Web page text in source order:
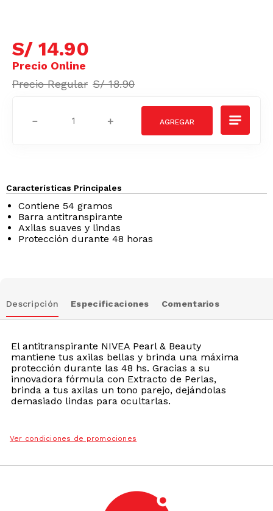
S/ 14.90
S/ 18.90
＋
－
Características Principales
Contiene 54 gramos
Barra antitranspirante
Axilas suaves y lindas
Protección durante 48 horas
Descripción Especificaciones Comentarios
El antitranspirante NIVEA Pearl & Beauty
mantiene tus axilas bellas y brinda una máxima
protección durante las 48 hs. Gracias a su
innovadora fórmula con Extracto de Perlas,
brinda a tus axilas un tono parejo, dejándolas
demasiado lindas para ocultarlas.
Ver condiciones de promociones